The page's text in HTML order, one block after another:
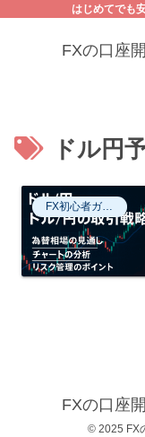
はじめてでも
FXの口座
ドル円
FX初心者ガイド
FXの口座
© 2025 FX